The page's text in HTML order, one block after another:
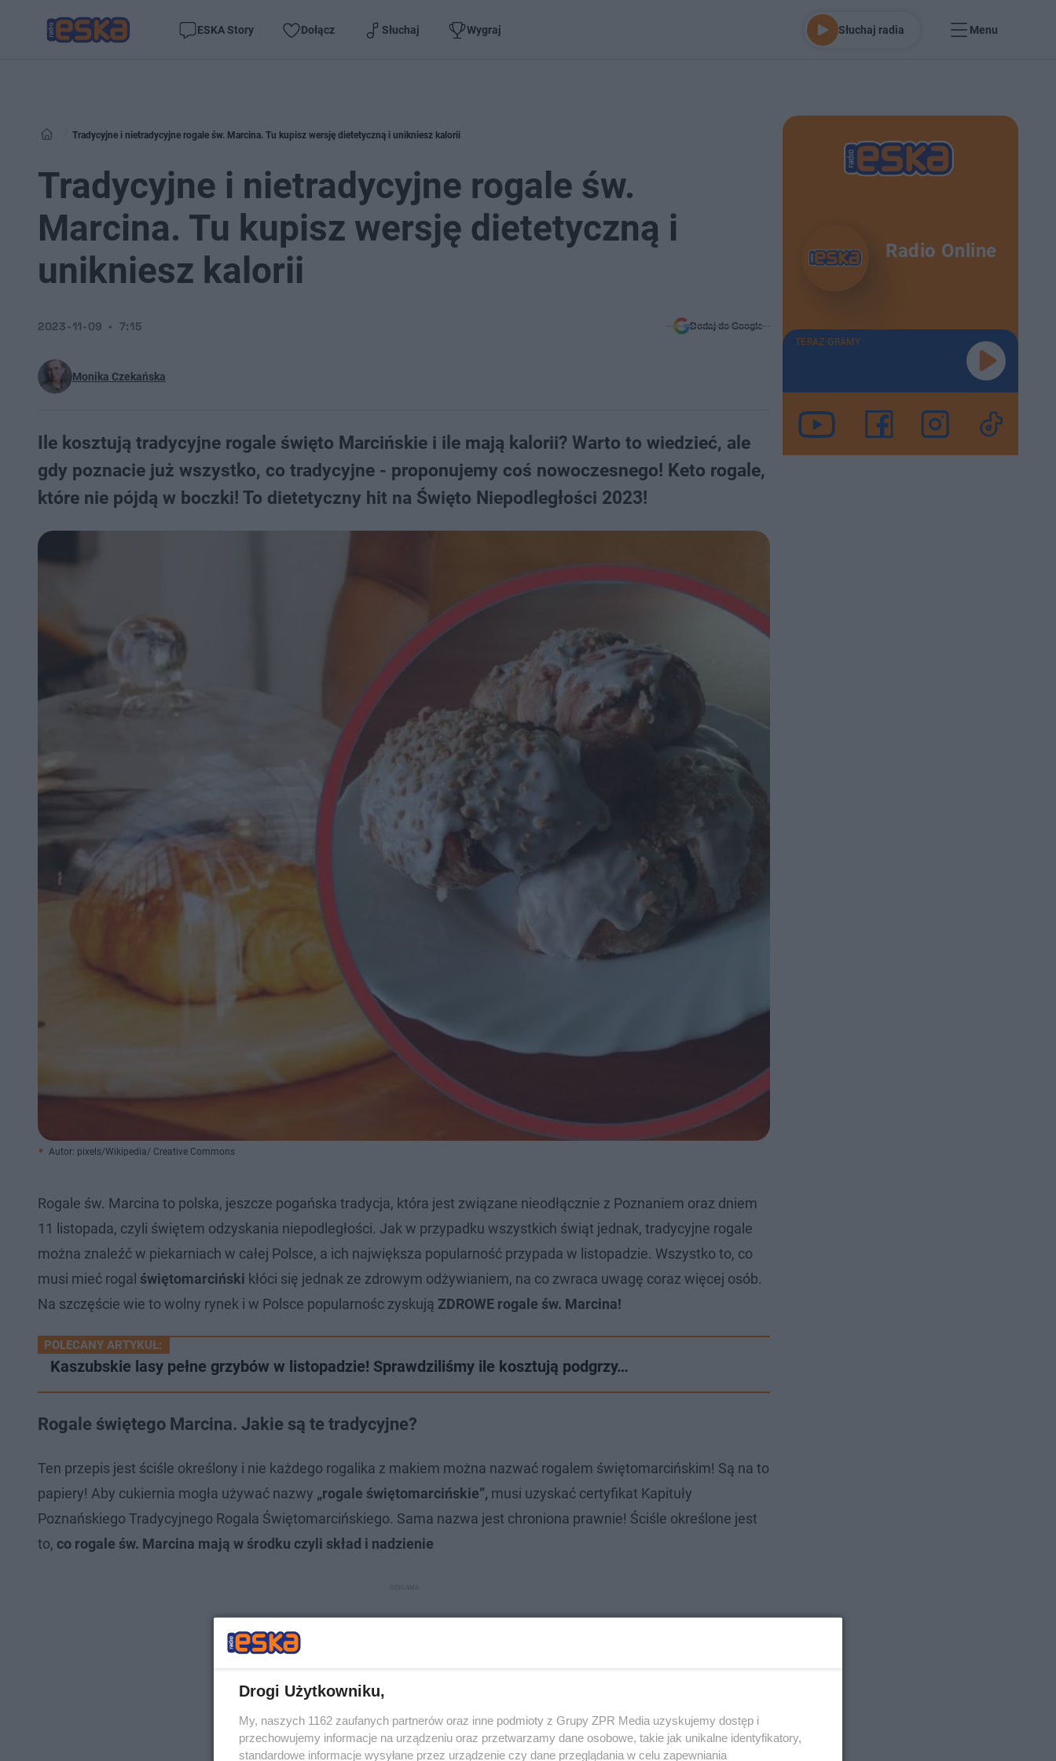
ESKA Story Dołącz Słuchaj Wygraj Słuchaj radia Menu
Tradycyjne i nietradycyjne rogale św. Marcina. Tu kupisz wersję dietetyczną i unikniesz kalorii
Tradycyjne i nietradycyjne rogale św.
Marcina. Tu kupisz wersję dietetyczną i
unikniesz kalorii
Monika Czekańska
2023-11-09 7:15 Dodaj do Google
Ile kosztują tradycyjne rogale święto Marcińskie i ile mają kalorii? Warto to wiedzieć, ale
gdy poznacie już wszystko, co tradycyjne - proponujemy coś nowoczesnego! Keto rogale,
które nie pójdą w boczki! To dietetyczny hit na Święto Niepodległości 2023!
Autor: pixels/Wikipedia/ Creative Commons
Rogale św. Marcina to polska, jeszcze pogańska tradycja, która jest związane nieodłącznie z Poznaniem oraz dniem
11 listopada, czyli świętem odzyskania niepodległości. Jak w przypadku wszystkich świąt jednak, tradycyjne rogale
można znaleźć w piekarniach w całej Polsce, a ich największa popularność przypada w listopadzie. Wszystko to, co
musi mieć rogal świętomarciński kłóci się jednak ze zdrowym odżywianiem, na co zwraca uwagę coraz więcej osób.
Na szczęście wie to wolny rynek i w Polsce popularnośc zyskują ZDROWE rogale św. Marcina!
POLECANY ARTYKUŁ:
Kaszubskie lasy pełne grzybów w listopadzie! Sprawdziliśmy ile kosztują podgrzy…
Rogale świętego Marcina. Jakie są te tradycyjne?
Ten przepis jest ściśle określony i nie każdego rogalika z makiem można nazwać rogalem świętomarcińskim! Są na to
papiery! Aby cukiernia mogła używać nazwy „rogale świętomarcińskie”, musi uzyskać certyfikat Kapituły
Poznańskiego Tradycyjnego Rogala Świętomarcińskiego. Sama nazwa jest chroniona prawnie! Ściśle określone jest
to, co rogale św. Marcina mają w środku czyli skład i nadzienie
Radio Online
TERAZ GRAMY
Drogi Użytkowniku,
My, naszych 1162 zaufanych partnerów oraz inne podmioty z Grupy ZPR Media uzyskujemy dostęp i
przechowujemy informacje na urządzeniu oraz przetwarzamy dane osobowe, takie jak unikalne identyfikatory,
standardowe informacje wysyłane przez urządzenie czy dane przeglądania w celu zapewniania